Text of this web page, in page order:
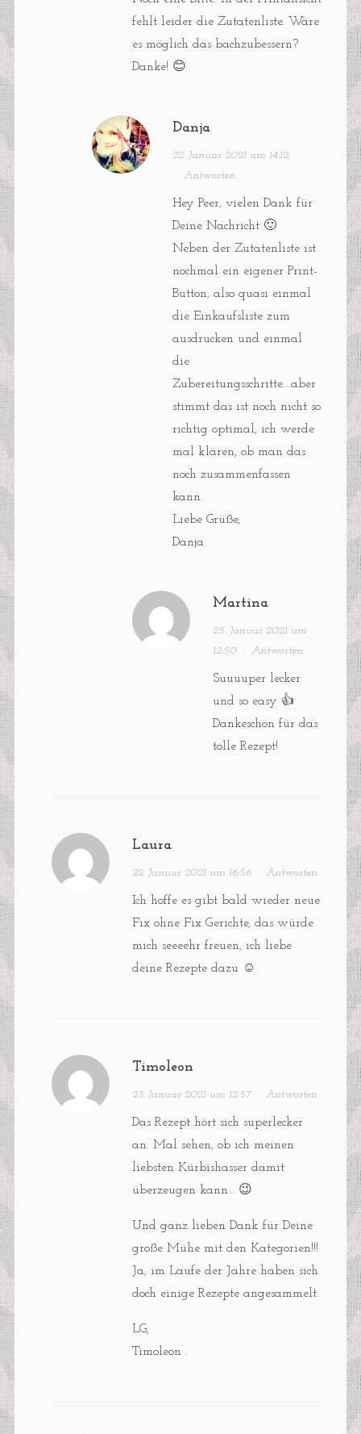
fehlt leider die Zutatenliste. Wäre
es möglich das bachzubessern?
Danke! 😊
Danja
22. Januar 2021 um 14:12
· Antworten
Hey Peer, vielen Dank für
Deine Nachricht 🙂
Neben der Zutatenliste ist
nochmal ein eigener Print-
Button, also quasi einmal
die Einkaufsliste zum
ausdrucken und einmal
die
Zubereitungsschritte….aber
stimmt das ist noch nicht so
richtig optimal, ich werde
mal klären, ob man das
noch zusammenfassen
kann.
Liebe Grüße,
Danja
Martina
25. Januar 2021 um
12:50· Antworten
Suuuuper lecker
und so easy 👍
Dankeschön für das
tolle Rezept!
Laura
22. Januar 2021 um 16:56· Antworten
Ich hoffe es gibt bald wieder neue
Fix ohne Fix Gerichte, das würde
mich seeeehr freuen, ich liebe
deine Rezepte dazu ☺️
Timoleon
23. Januar 2021 um 12:57· Antworten
Das Rezept hört sich superlecker
an. Mal sehen, ob ich meinen
liebsten Kürbishasser damit
überzeugen kann… 😉
Und ganz lieben Dank für Deine
große Mühe mit den Kategorien!!!
Ja, im Laufe der Jahre haben sich
doch einige Rezepte angesammelt.
LG,
Timoleon .